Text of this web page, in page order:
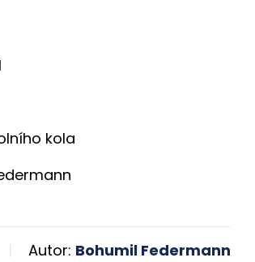
kola
Autor: Bohumil Federmann